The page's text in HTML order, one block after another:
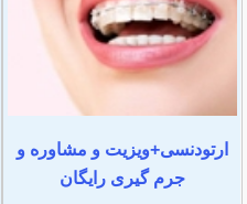
ارتودنسی+ویزیت و مشاوره و
جرم گیری رایگان